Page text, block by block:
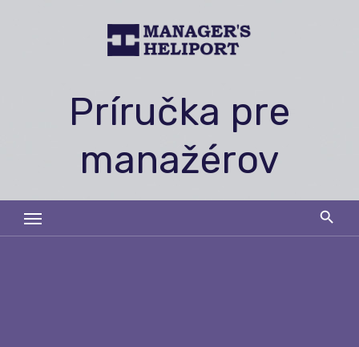
Príručka pre
manažérov